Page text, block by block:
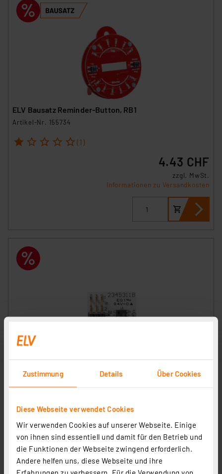
Zustimmung Details Über Cookies
Diese Webseite verwendet Cookies
Wir verwenden Cookies auf unserer Webseite. Einige
von ihnen sind essentiell und damit für den Betrieb und
die Funktionen der Webseite zwingend erforderlich.
Andere helfen uns, diese Webseite und ihre
Erfahrungen zu verbessern. Für die Verwendung von
ELV Bausatz Reminder-Button, RB1
Artikel-Nr. 155734
1 2 3 4 5 (1)
4.43 CHF
zzgl. MwSt.
Informationen zu Versandkosten
4.43 CHF
zzgl. MwSt.
Informationen zu Versandkosten